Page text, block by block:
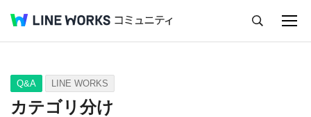
Q&A Tips Ideas
Q&A LINE WORKS
カテゴリ分け